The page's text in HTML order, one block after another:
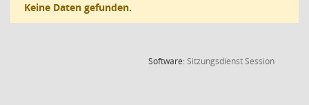
Keine Daten gefunden.
Software:SitzungsdienstSession(Wird in